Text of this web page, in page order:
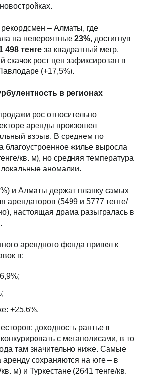
– Алматы, где
на невероятные 23%, достигнув
498 тенге за квадратный метр.
скачок рост цен зафиксирован в
(+17,5%).
в регионах
рос относительно
аренды произошел
взрыв. В среднем по
благоустроенное жилье выросла
кв. м), но средняя температура
аномалии.
и Алматы держат планку самых
арендаторов (5499 и 5777 тенге/
настоящая драма разыгралась в
арендного фонда привел к
в:
+25,6%.
доходность рантье в
с мегаполисами, в то
там значительно ниже. Самые
сохраняются на юге – в
м) и Туркестане (2641 тенге/кв.